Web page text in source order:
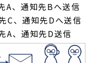
A、通知先Bへ送信
C、通知先Dへ送信
A、通知先D送信